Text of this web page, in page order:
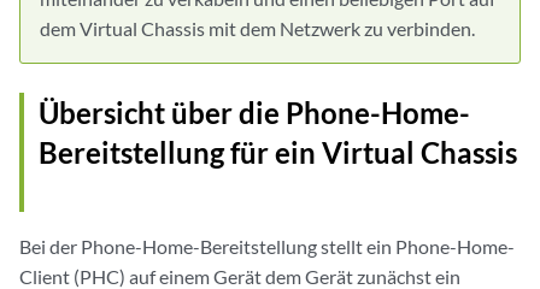
dem Virtual Chassis mit dem Netzwerk zu verbinden.
Übersicht über die Phone-Home-
Bereitstellung für ein Virtual Chassis
Bei der Phone-Home-Bereitstellung stellt ein Phone-Home-
Client (PHC) auf einem Gerät dem Gerät zunächst ein